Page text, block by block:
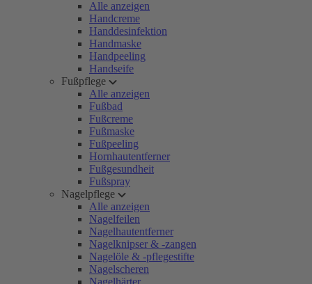
Alle anzeigen
Handcreme
Handdesinfektion
Handmaske
Handpeeling
Handseife
Fußpflege
Alle anzeigen
Fußbad
Fußcreme
Fußmaske
Fußpeeling
Hornhautentferner
Fußgesundheit
Fußspray
Nagelpflege
Alle anzeigen
Nagelfeilen
Nagelhautentferner
Nagelknipser & -zangen
Nagelöle & -pflegestifte
Nagelscheren
Nagelhärter